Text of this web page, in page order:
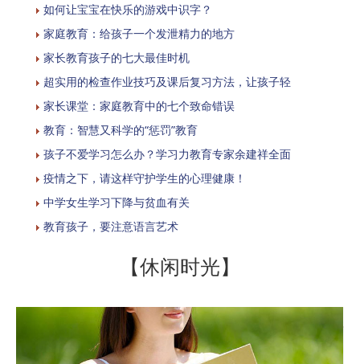
如何让宝宝在快乐的游戏中识字？
家庭教育：给孩子一个发泄精力的地方
家长教育孩子的七大最佳时机
超实用的检查作业技巧及课后复习方法，让孩子轻
家长课堂：家庭教育中的七个致命错误
教育：智慧又科学的“惩罚”教育
孩子不爱学习怎么办？学习力教育专家余建祥全面
疫情之下，请这样守护学生的心理健康！
中学女生学习下降与贫血有关
教育孩子，要注意语言艺术
【休闲时光】